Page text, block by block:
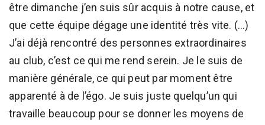
être dimanche j’en suis sûr acquis à notre cause, et
que cette équipe dégage une identité très vite. (…)
J’ai déjà rencontré des personnes extraordinaires
au club, c’est ce qui me rend serein. Je le suis de
manière générale, ce qui peut par moment être
apparenté à de l’égo. Je suis juste quelqu’un qui
travaille beaucoup pour se donner les moyens de